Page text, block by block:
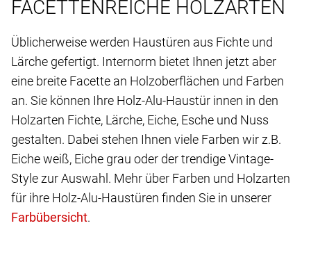
FACETTENREICHE HOLZARTEN
Üblicherweise werden Haustüren aus Fichte und
Lärche gefertigt. Internorm bietet Ihnen jetzt aber
eine breite Facette an Holzoberflächen und Farben
an. Sie können Ihre Holz-Alu-Haustür innen in den
Holzarten Fichte, Lärche, Eiche, Esche und Nuss
gestalten. Dabei stehen Ihnen viele Farben wir z.B.
Eiche weiß, Eiche grau oder der trendige Vintage-
Style zur Auswahl. Mehr über Farben und Holzarten
für ihre Holz-Alu-Haustüren finden Sie in unserer
.